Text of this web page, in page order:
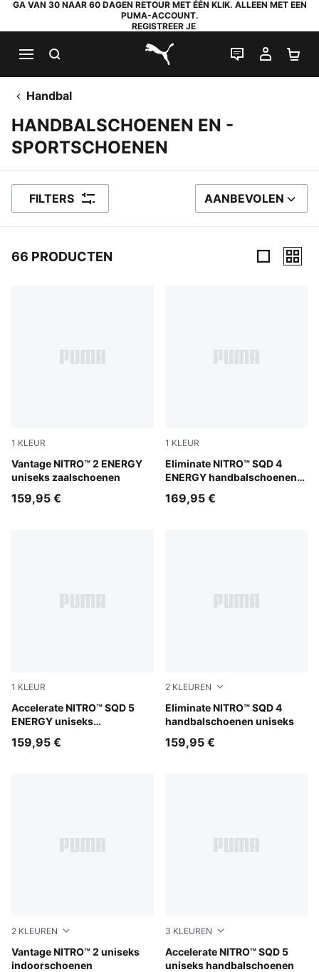
GA VAN 30 NAAR 60 DAGEN RETOUR MET ÉÉN KLIK. ALLEEN MET EEN
PUMA-ACCOUNT.
REGISTREER JE
PUMA.com
LIVE CHAT
MIJN
Handbal
HANDBALSCHOENEN EN -
SPORTSCHOENEN
FILTERS SORTEER OP
AANBEVOLEN
66 PRODUCTEN
1 KLEUR
Vantage NITRO™ 2 ENERGY
uniseks zaalschoenen
PUMA White-Lime Squeeze-Electric Peppermint
159,95 €
1 KLEUR
Eliminate NITRO™ SQD 4
ENERGY handbalschoenen
PUMA White-Ultra Red-
169,95 €
1 KLEUR
Accelerate NITRO™ SQD 5
ENERGY uniseks
PUMA White-Bright Aqua-Purple Glimmer
159,95 €
2 KLEUREN
Eliminate NITRO™ SQD 4
handbalschoenen uniseks
PUMA White-PUMA Black-
159,95 €
2 KLEUREN
Vantage NITRO™ 2 uniseks
indoorschoenen
PUMA White-PUMA Black-Sugared Almond
3 KLEUREN
Accelerate NITRO™ SQD 5
uniseks handbalschoenen
PUMA Black-PUMA White